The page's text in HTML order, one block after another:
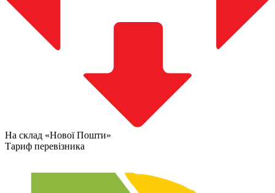
На склад «Нової Пошти»
Тариф перевізника